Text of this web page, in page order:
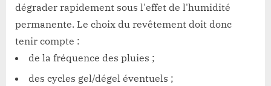
dégrader rapidement sous l'effet de l'humidité
permanente. Le choix du revêtement doit donc
tenir compte :
de la fréquence des pluies ;
des cycles gel/dégel éventuels ;